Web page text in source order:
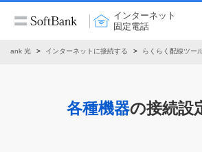
インターネット
固定電話
光 インターネットに接続する らくらく配線ツー
各種機器の接続設